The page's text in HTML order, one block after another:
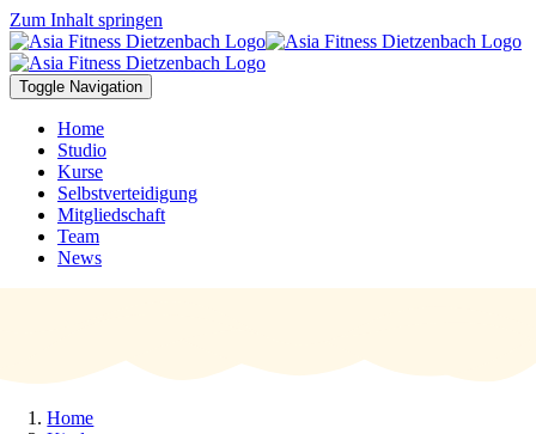
Zum Inhalt springen
Toggle Navigation
Home
Studio
Kurse
Selbstverteidigung
Mitgliedschaft
Team
News
Home